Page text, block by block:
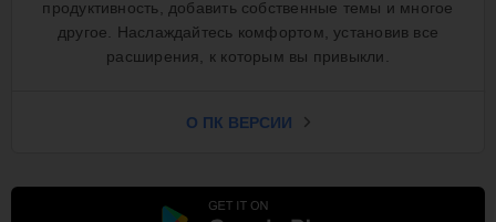
продуктивность, добавить собственные темы и многое
другое. Наслаждайтесь комфортом, установив все
расширения, к которым вы привыкли.
О ПК ВЕРСИИ